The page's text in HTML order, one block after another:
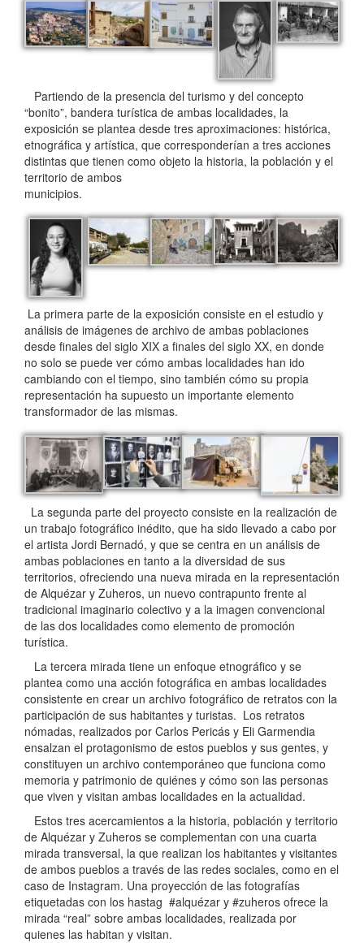
Partiendo de la presencia del turismo y del concepto
“bonito”, bandera turística de ambas localidades, la
exposición se plantea desde tres aproximaciones: histórica,
etnográfica y artística, que corresponderían a tres acciones
distintas que tienen como objeto la historia, la población y el
territorio de ambos
municipios.
La primera parte de la exposición consiste en el estudio y
análisis de imágenes de archivo de ambas poblaciones
desde finales del siglo XIX a finales del siglo XX, en donde
no solo se puede ver cómo ambas localidades han ido
cambiando con el tiempo, sino también cómo su propia
representación ha supuesto un importante elemento
transformador de las mismas.
La segunda parte del proyecto consiste en la realización de
un trabajo fotográfico inédito, que ha sido llevado a cabo por
el artista Jordi Bernadó, y que se centra en un análisis de
ambas poblaciones en tanto a la diversidad de sus
territorios, ofreciendo una nueva mirada en la representación
de Alquézar y Zuheros, un nuevo contrapunto frente al
tradicional imaginario colectivo y a la imagen convencional
de las dos localidades como elemento de promoción
turística.
La tercera mirada tiene un enfoque etnográfico y se
plantea como una acción fotográfica en ambas localidades
consistente en crear un archivo fotográfico de retratos con la
participación de sus habitantes y turistas. Los retratos
nómadas, realizados por Carlos Pericás y Eli Garmendia
ensalzan el protagonismo de estos pueblos y sus gentes, y
constituyen un archivo contemporáneo que funciona como
memoria y patrimonio de quiénes y cómo son las personas
que viven y visitan ambas localidades en la actualidad.
Estos tres acercamientos a la historia, población y territorio
de Alquézar y Zuheros se complementan con una cuarta
mirada transversal, la que realizan los habitantes y visitantes
de ambos pueblos a través de las redes sociales, como en el
caso de Instagram. Una proyección de las fotografías
etiquetadas con los hastag #alquézar y #zuheros ofrece la
mirada “real” sobre ambas localidades, realizada por
quienes las habitan y visitan.